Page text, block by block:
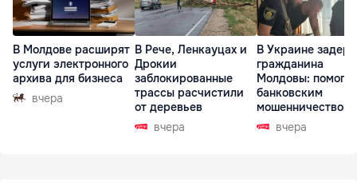
В Молдове расширят
услуги электронного
архива для бизнеса
вчера
В Рече, Ленкауцах и
Дрокии
заблокированные
трассы расчистили
от деревьев
вчера
В Украине
гражданина
Молдовы:
банковским
мошенничеством
Чехиивчера